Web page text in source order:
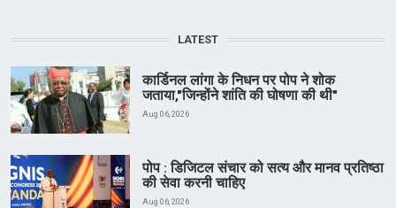
LATEST
कार्डिनल लांगा के निधन पर पोप ने शोक
जताया,"जिन्होंने शांति की घोषणा की थी"
Aug 06, 2026
पोप : डिजिटल संचार को सत्य और मानव प्रतिष्ठा
की सेवा करनी चाहिए
Aug 06, 2026